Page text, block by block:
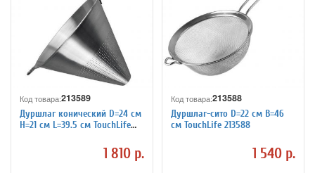
Код товара:213589
Дуршлаг конический D=24 см
H=21 см L=39.5 см TouchLife
1 810 р.
Код товара:213588
Дуршлаг-сито D=22 см B=46
см TouchLife 213588
1 540 р.